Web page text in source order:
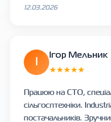
12.03.2026
Ігор Мельник
★★★★★
Працюю на СТО,
сільгосптехніки.
постачальників.